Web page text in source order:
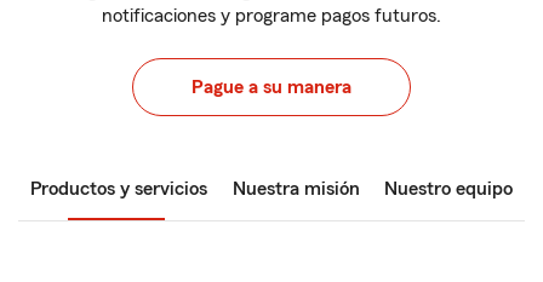
notificaciones y programe pagos futuros.
Pague a su manera
Productos y servicios Nuestra misión Nuestro equipo